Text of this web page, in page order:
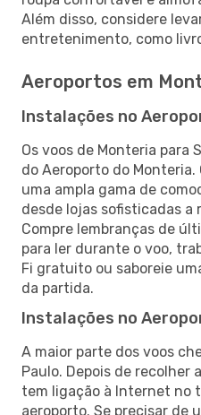
Além disso, considere
entretenimento, como
Aeroportos em
Instalações no
Os voos de Monteria para
do Aeroporto do
uma ampla gama de
desde lojas sofisticadas
Compre lembranças de
para ler durante o voo,
Fi gratuito ou saboreie
da partida.
Instalações no
A maior parte dos voos
Paulo. Depois de recolher
tem ligação à Internet no
aeroporto. Se precisar de